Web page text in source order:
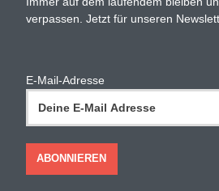
verpassen. Jetzt für unseren
E-Mail-Adresse